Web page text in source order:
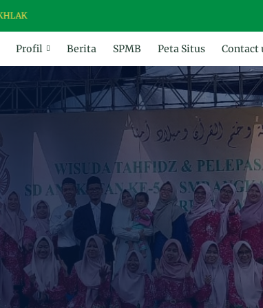
Profil Berita SPMB Peta Situs Contact